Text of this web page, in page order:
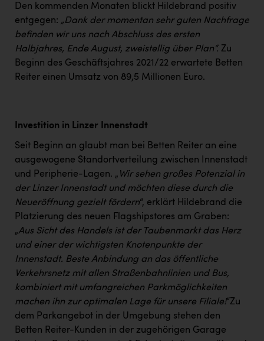
ZULuft - Zukunft Luft Austria
z.l.ö.
Österreichisches Hebammengremium
Wirtschaftskammer OÖ Energiehandel
kunden basics
kontakt
Den kommenden Monaten blickt Hildebrand positiv
entgegen: „Dank der momentan sehr guten Nachfrage
befinden wir uns nach Abschluss des ersten
Halbjahres, Ende August, zweistellig über Plan“. Zu
Beginn des Geschäftsjahres 2021/22 erwartete Betten
Reiter einen Umsatz von 89,5 Millionen Euro.
Investition in Linzer Innenstadt
Seit Beginn an glaubt man bei Betten Reiter an eine
ausgewogene Standortverteilung zwischen Innenstadt
und Peripherie-Lagen. „ Wir sehen großes Potenzial in
der Linzer Innenstadt und möchten diese durch die
Neueröffnung gezielt fördern“, erklärt Hildebrand die
Platzierung des neuen Flagshipstores am Graben:
„Aus Sicht des Handels ist der Taubenmarkt das Herz
und einer der wichtigsten Knotenpunkte der
Innenstadt. Beste Anbindung an das öffentliche
Verkehrsnetz mit allen Straßenbahnlinien und Bus,
kombiniert mit umfangreichen Parkmöglichkeiten
machen ihn zur optimalen Lage für unsere Filiale!“Zu
dem Parkangebot in der Umgebung stehen den
Betten Reiter-Kunden in der zugehörigen Garage